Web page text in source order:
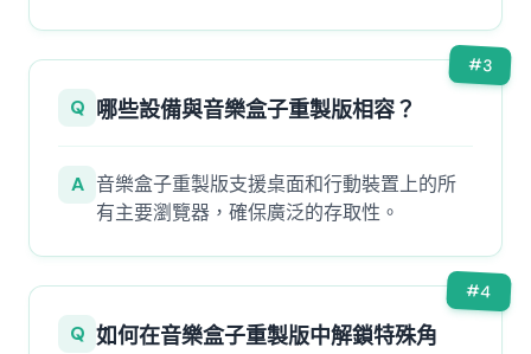
#3
Q 哪些設備與音樂盒子重製版相容？
A 音樂盒子重製版支援桌面和行動裝置上的所
有主要瀏覽器，確保廣泛的存取性。
#4
Q 如何在音樂盒子重製版中解鎖特殊角